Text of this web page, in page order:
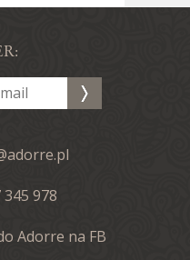
345 978
Adorre na FB